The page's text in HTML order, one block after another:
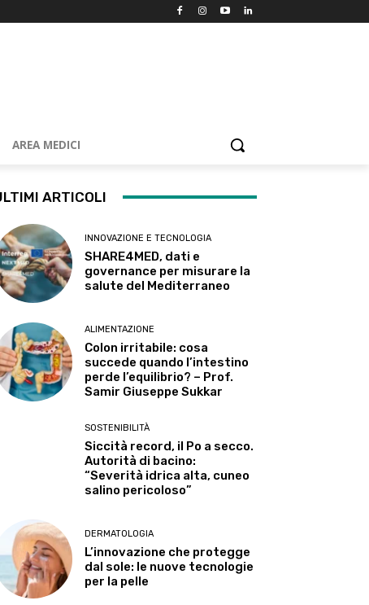
AREA MEDICI
ARTICOLI
INNOVAZIONE E TECNOLOGIA
SHARE4MED, dati e
governance per misurare la
salute del Mediterraneo
ALIMENTAZIONE
Colon irritabile: cosa
succede quando l’intestino
perde l’equilibrio? – Prof.
Samir Giuseppe Sukkar
SOSTENIBILITÀ
Siccità record, il Po a secco.
Autorità di bacino:
“Severità idrica alta, cuneo
salino pericoloso”
DERMATOLOGIA
L’innovazione che protegge
dal sole: le nuove tecnologie
per la pelle